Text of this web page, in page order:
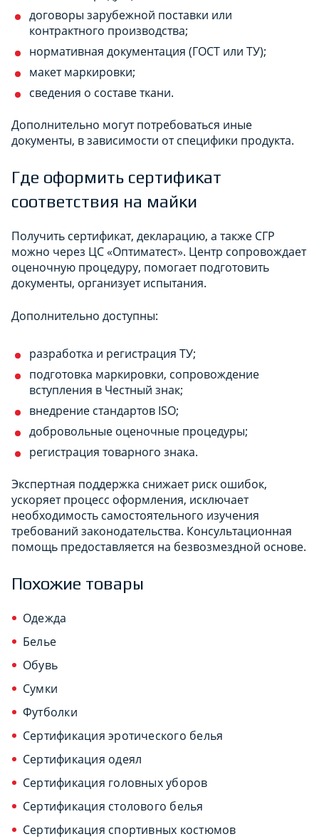
договоры зарубежной поставки или
контрактного производства;
нормативная документация (ГОСТ или ТУ);
макет маркировки;
сведения о составе ткани.
Дополнительно могут потребоваться иные
документы, в зависимости от специфики продукта.
Где оформить сертификат
соответствия на майки
Получить сертификат, декларацию, а также СГР
можно через ЦС «Оптиматест». Центр сопровождает
оценочную процедуру, помогает подготовить
документы, организует испытания.
Дополнительно доступны:
разработка и регистрация ТУ;
подготовка маркировки, сопровождение
вступления в Честный знак;
внедрение стандартов ISO;
добровольные оценочные процедуры;
регистрация товарного знака.
Экспертная поддержка снижает риск ошибок,
ускоряет процесс оформления, исключает
необходимость самостоятельного изучения
требований законодательства. Консультационная
помощь предоставляется на безвозмездной основе.
Похожие товары
Одежда
Белье
Обувь
Сумки
Футболки
Сертификация эротического белья
Сертификация одеял
Сертификация головных уборов
Сертификация столового белья
Сертификация спортивных костюмов